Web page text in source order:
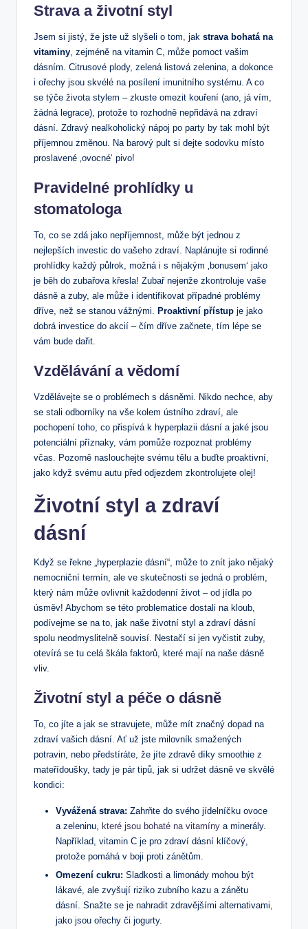
Strava a životní styl
Jsem si jistý, že jste už slyšeli o tom, jak strava bohatá na
vitaminy , zejméně na vitamin C, může pomoct vašim
dásním. Citrusové plody, zelená listová zelenina, a dokonce
i ořechy jsou skvélé na posílení imunitního systému. A co
se týče života stylem – zkuste omezit kouření (ano, já vím,
žádná legrace), protože to rozhodně nepřidává na zdraví
dásní. Zdravý nealkoholický nápoj po party by tak mohl být
příjemnou změnou. Na barový pult si dejte sodovku místo
proslavené ‚ovocné‘ pivo!
Pravidelné prohlídky u
stomatologa
To, co se zdá jako nepříjemnost, může být jednou z
nejlepších investic do vašeho zdraví. Naplánujte si rodinné
prohlídky každý půlrok, možná i s nějakým ‚bonusem‘ jako
je běh do zubařova křesla! Zubař nejenže zkontroluje vaše
dásně a zuby, ale může i identifikovat případné problémy
dříve, než se stanou vážnými.
Proaktivní přístup je jako
dobrá investice do akcií – čím dříve začnete, tím lépe se
vám bude dařit.
Vzdělávání a vědomí
Vzdělávejte se o problémech s dásněmi. Nikdo nechce, aby
se stali odborníky na vše kolem ústního zdraví, ale
pochopení toho, co přispívá k hyperplazii dásní a jaké jsou
potenciální příznaky, vám pomůže rozpoznat problémy
včas. Pozorně naslouchejte svému tělu a buďte proaktivní,
jako když svému autu před odjezdem zkontrolujete olej!
Životní styl a zdraví
dásní
Když se řekne „hyperplazie dásní“, může to znít jako nějaký
nemocniční termín, ale ve skutečnosti se jedná o problém,
který nám může ovlivnit každodenní život – od jídla po
úsměv! Abychom se této problematice dostali na kloub,
podívejme se na to, jak naše životní styl a zdraví dásní
spolu neodmyslitelně souvisí. Nestačí si jen vyčistit zuby,
otevírá se tu celá škála faktorů, které mají na naše dásně
vliv.
Životní styl a péče o dásně
To, co jíte a jak se stravujete, může mít značný dopad na
zdraví vašich dásní. Ať už jste milovník smažených
potravin, nebo předstíráte, že jíte zdravě díky smoothie z
mateřídoušky, tady je pár tipů, jak si udržet dásně ve skvělé
kondici:
Vyvážená strava: Zahrňte do svého jídelníčku ovoce
a zeleninu,
které jsou bohaté na vitamíny a minerály.
Například, vitamin C je pro zdraví dásní klíčový,
protože pomáhá v boji proti zánětům.
Omezení cukru: Sladkosti a limonády mohou být
lákavé, ale zvyšují riziko zubního kazu a zánětu
dásní. Snažte se je nahradit zdravějšími alternativami,
jako jsou ořechy či jogurty.